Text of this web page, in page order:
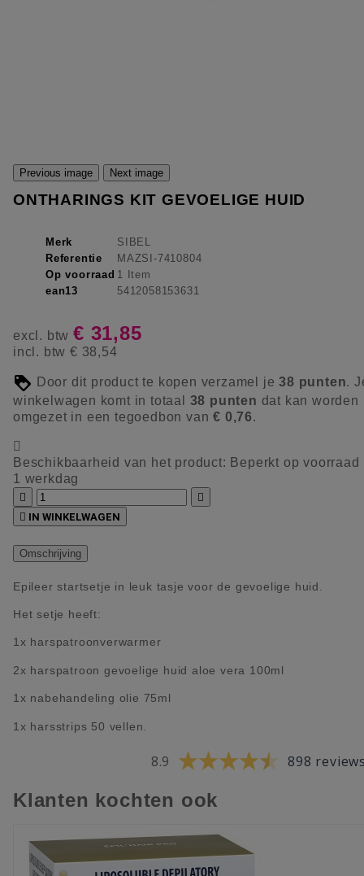
Previous image Next image
ONTHARINGS KIT GEVOELIGE HUID
Merk
SIBEL
Referentie
MAZSI-7410804
Op voorraad 1 Item
ean13
5412058153631
excl. btw € 31,85
incl. btw € 38,54
Door dit product te kopen verzamel je38 punten.
winkelwagen komt in totaal 38 punten dat kan worden
omgezet in een tegoedbon van€ 0,76.

Beschikbaarheid van het product: Beperkt op voorraad
1 werkdag


 IN WINKELWAGEN
Omschrijving
Epileer startsetje in leuk tasje voor de gevoelige huid.
Het setje heeft:
1x harspatroonverwarmer
2x harspatroon gevoelige huid aloe vera 100ml
1x nabehandeling olie 75ml
1x harsstrips 50 vellen.
8.9 898
Klanten kochten ook